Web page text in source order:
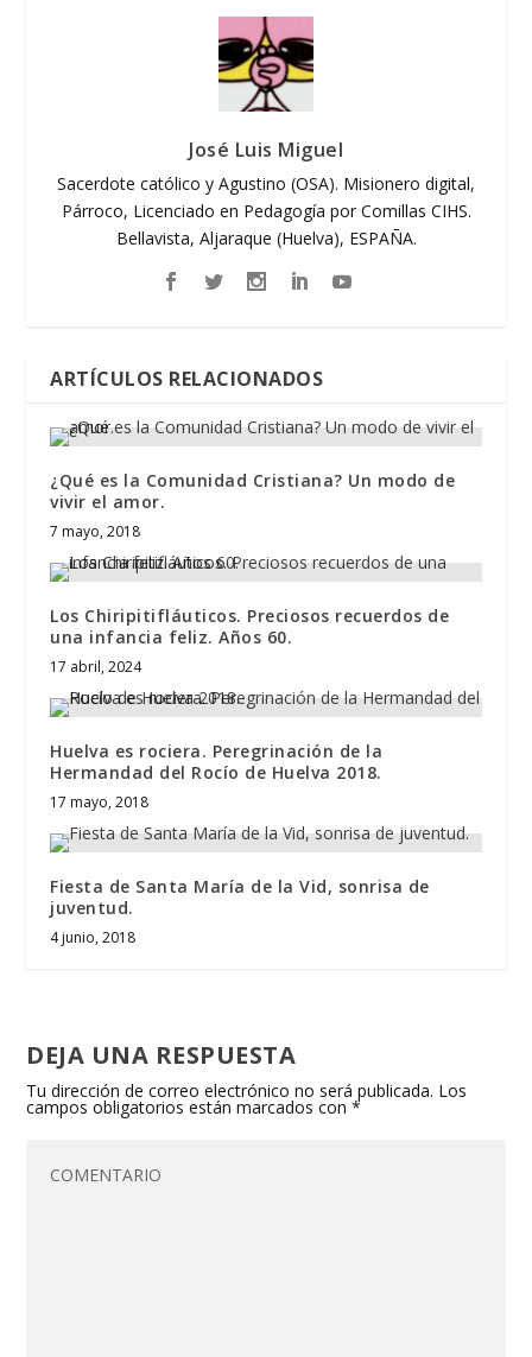
José Luis Miguel
Sacerdote católico y Agustino (OSA). Misionero digital,
Párroco, Licenciado en Pedagogía por Comillas CIHS.
Bellavista, Aljaraque (Huelva), ESPAÑA.
ARTÍCULOS RELACIONADOS
¿Qué es la Comunidad Cristiana? Un modo de
vivir el amor.
7 mayo, 2018
Los Chiripitifláuticos. Preciosos recuerdos de
una infancia feliz. Años 60.
17 abril, 2024
Huelva es rociera. Peregrinación de la
Hermandad del Rocío de Huelva 2018.
17 mayo, 2018
Fiesta de Santa María de la Vid, sonrisa de
juventud.
4 junio, 2018
DEJA UNA RESPUESTA
Tu dirección de correo electrónico no será publicada. Los
campos obligatorios están marcados con*